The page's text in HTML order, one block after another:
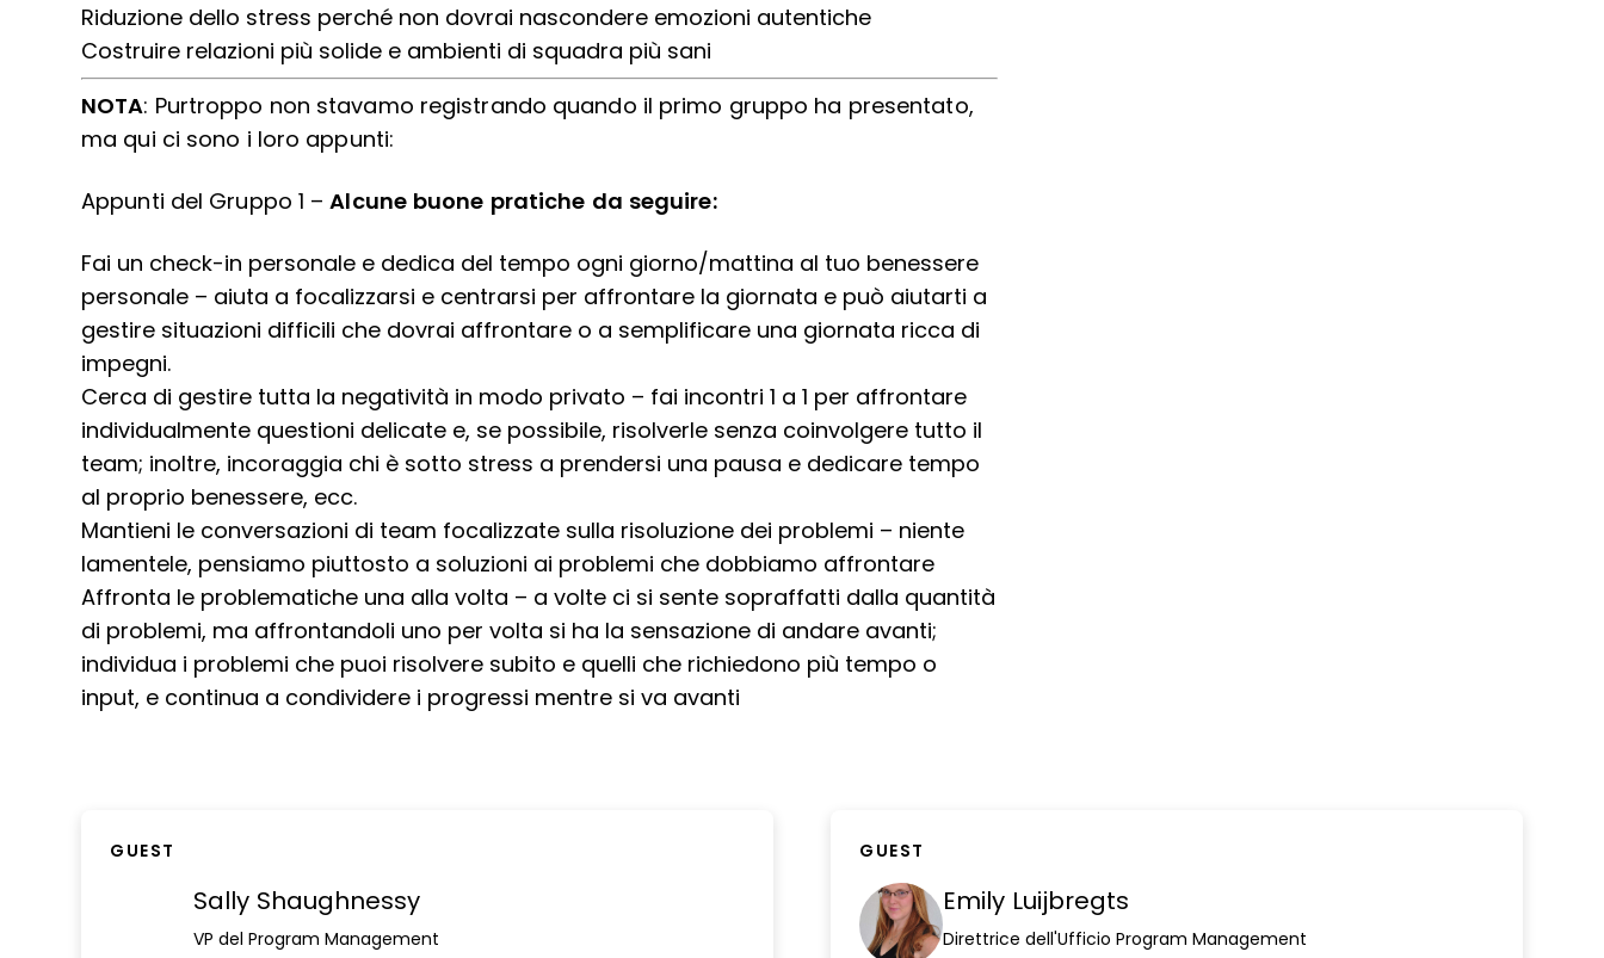
Riduzione dello stress perché non dovrai nascondere emozioni autentiche
Costruire relazioni più solide e ambienti di squadra più sani
NOTA: Purtroppo non stavamo registrando quando il primo gruppo ha presentato,
ma qui ci sono i loro appunti:
Appunti del Gruppo 1 –Alcune buone pratiche da seguire:
Fai un check-in personale e dedica del tempo ogni giorno/mattina al tuo benessere
personale – aiuta a focalizzarsi e centrarsi per affrontare la giornata e può aiutarti a
gestire situazioni difficili che dovrai affrontare o a semplificare una giornata ricca di
impegni.
Cerca di gestire tutta la negatività in modo privato – fai incontri 1 a 1 per affrontare
individualmente questioni delicate e, se possibile, risolverle senza coinvolgere tutto il
team; inoltre, incoraggia chi è sotto stress a prendersi una pausa e dedicare tempo
al proprio benessere, ecc.
Mantieni le conversazioni di team focalizzate sulla risoluzione dei problemi – niente
lamentele, pensiamo piuttosto a soluzioni ai problemi che dobbiamo affrontare
Affronta le problematiche una alla volta – a volte ci si sente sopraffatti dalla quantità
di problemi, ma affrontandoli uno per volta si ha la sensazione di andare avanti;
individua i problemi che puoi risolvere subito e quelli che richiedono più tempo o
input, e continua a condividere i progressi mentre si va avanti
GUEST
Sally Shaughnessy
VP del Program Management
GUEST
Emily Luijbregts
Direttrice dell'Ufficio Program Management